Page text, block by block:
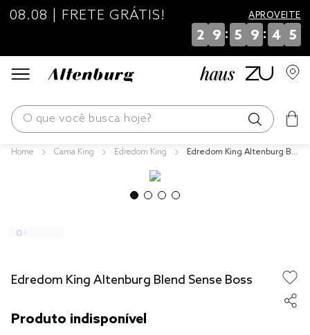
08.08 | FRETE GRÁTIS! APROVEITE
2 9 : 5 9 : 4 5
O que você busca hoje?
Cama King Edredom King
Edredom King Altenburg Ble
Edredom King Altenburg Blend Sense Boss
fronha
travesseiro
solteiro king